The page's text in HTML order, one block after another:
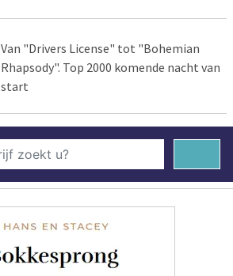
Van "Drivers License" tot "Bohemian
Rhapsody". Top 2000 komende nacht van
start